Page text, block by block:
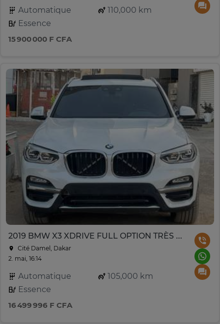
Automatique
110,000 km
Essence
15 900 000 F CFA
2019 BMW X3 XDRIVE FULL OPTION TRÈS PROPRE
Cité Damel, Dakar
2. mai, 16:14
Automatique
105,000 km
Essence
16 499 996 F CFA